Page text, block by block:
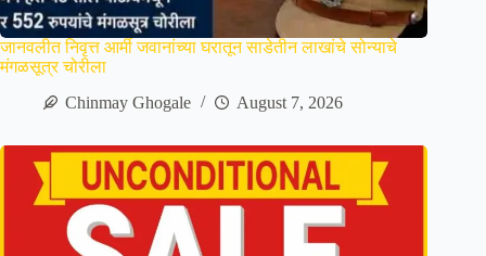
जानवलीत निवृत्त आर्मी जवानांच्या घरातून साडेतीन लाखांचे सोन्याचे
मंगळसूत्र चोरीला
Chinmay Ghogale
August 7, 2026